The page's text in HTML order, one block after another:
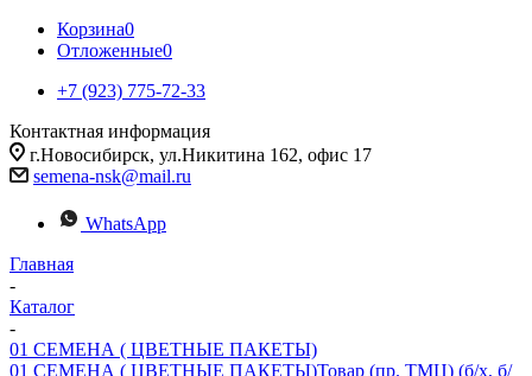
Корзина0
Отложенные0
+7 (923) 775-72-33
Контактная информация
г.Новосибирск, ул.Никитина 162, офис 17
semena-nsk@mail.ru
WhatsApp
Главная
-
Каталог
-
01 СЕМЕНА ( ЦВЕТНЫЕ ПАКЕТЫ)
01 СЕМЕНА ( ЦВЕТНЫЕ ПАКЕТЫ)Товар (пр. ТМЦ) (б/х, б/